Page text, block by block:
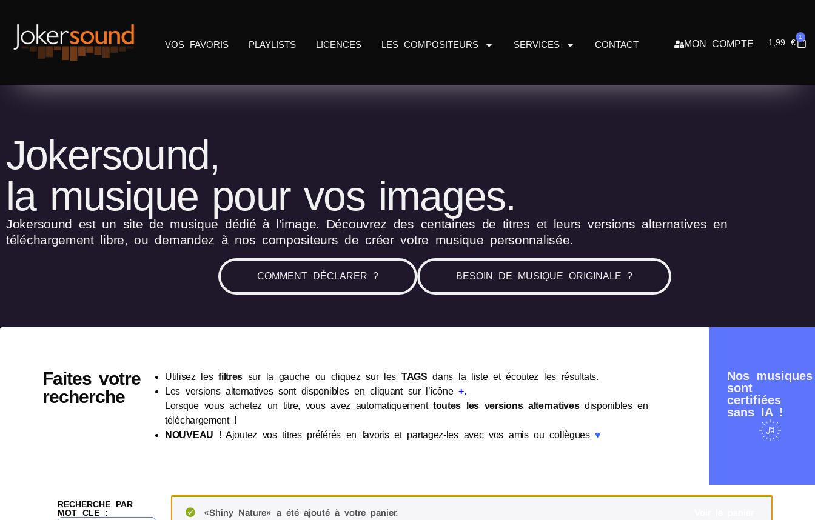
VOS FAVORIS PLAYLISTS LICENCES LES COMPOSITEURS SERVICES CONTACT MON COMPTE 1,99 €
1
Jokersound,
la musique pour vos images.
Jokersound est un site de musique dédié à l'image. Découvrez des centaines de titres et leurs versions alternatives en
téléchargement libre, ou demandez à nos compositeurs de créer votre musique personnalisée.
COMMENT DÉCLARER ? BESOIN DE MUSIQUE ORIGINALE ?
Faites votre
recherche
Utilisez lesfiltres sur la gauche ou cliquez sur les TAGS dans la liste et écoutez les résultats.
Les versions alternatives sont disponibles en cliquant sur l’icône +.
Lorsque vous achetez un titre, vous avez automatiquement toutes les versions alternativesdisponibles en
téléchargement !
NOUVEAU ! Ajoutez vos titres préférés en favoris et partagez-les avec vos amis ou collègues♥
Nos musiques
sont
certifiées
sans IA !
RECHERCHE PAR
MOT CLE :
«Shiny Nature» a été ajouté à votre panier.